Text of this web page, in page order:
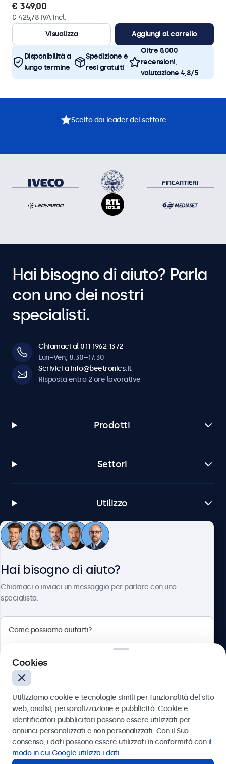
€ 349,00
€ 425,78 IVA incl.
Visualizza
Aggiungi al carrello
Disponibilità a
lungo termine
Spedizione e
resi gratuiti
Oltre 5.000
recensioni,
valutazione 4,8/5
Scelto dai leader del settore
Hai bisogno di aiuto? Parla
con uno dei nostri
specialisti.
Chiamaci al 011 1962 1372
Lun–Ven, 8:30–17:30
Scrivici a info@beetronics.it
Risposta entro 2 ore lavorative
Prodotti
Settori
Utilizzo
Servizio Clienti
Italiano
Hai bisogno di aiuto?
Chiamaci o inviaci un messaggio per parlare con uno
specialista.
Inviare
Oppure chiamaci al
Cookies
Utilizziamo cookie e tecnologie simili per funzionalità del sito
web, analisi, personalizzazione e pubblicità. Cookie e
identificatori pubblicitari possono essere utilizzati per
annunci personalizzati e non personalizzati. Con il Suo
consenso, i dati possono essere utilizzati in conformità con il
modo in cui Google utilizza i dati.